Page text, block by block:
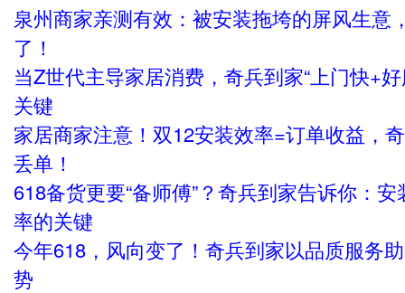
泉州商家亲测有效：被安装拖垮的屏风生意
了！
当Z世代主导家居消费，奇兵到家“上门快+
关键
家居商家注意！双12安装效率=订单收益，
丢单！
618备货更要“备师傅”？奇兵到家告诉你：
率的关键
今年618，风向变了！奇兵到家以品质服务
势